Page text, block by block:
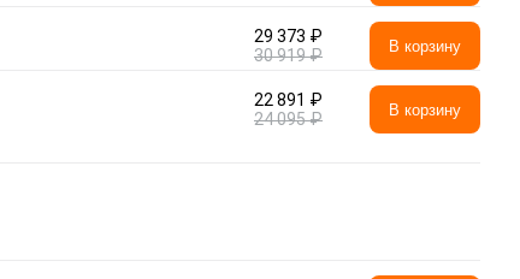
29 373 ₽
30 919 ₽
В корзину
22 891 ₽
24 095 ₽
В корзину